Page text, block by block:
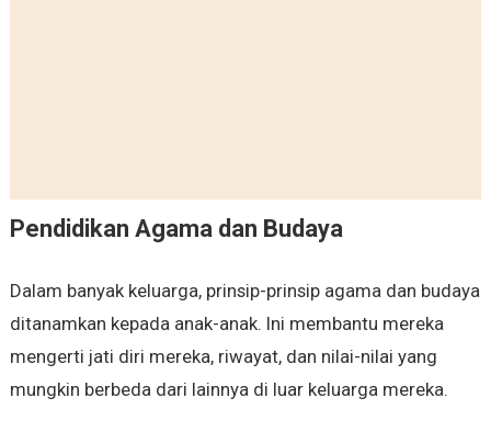
Pendidikan Agama dan Budaya
Dalam banyak keluarga, prinsip-prinsip agama dan budaya
ditanamkan kepada anak-anak. Ini membantu mereka
mengerti jati diri mereka, riwayat, dan nilai-nilai yang
mungkin berbeda dari lainnya di luar keluarga mereka.